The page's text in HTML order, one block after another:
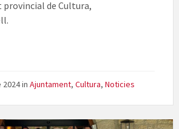
de Cultura,
2024in Ajuntament, Cultura, Noticies